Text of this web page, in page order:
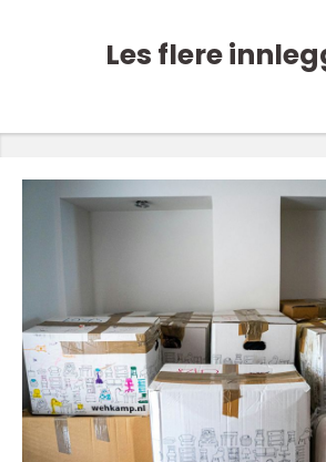
Les flere